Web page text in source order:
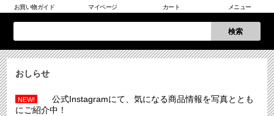
お買い物ガイド マイページ カート メニュー
検索
おしらせ
NEW!
公式Instagramにて、気になる商品情報を写真ととも
にご紹介中！